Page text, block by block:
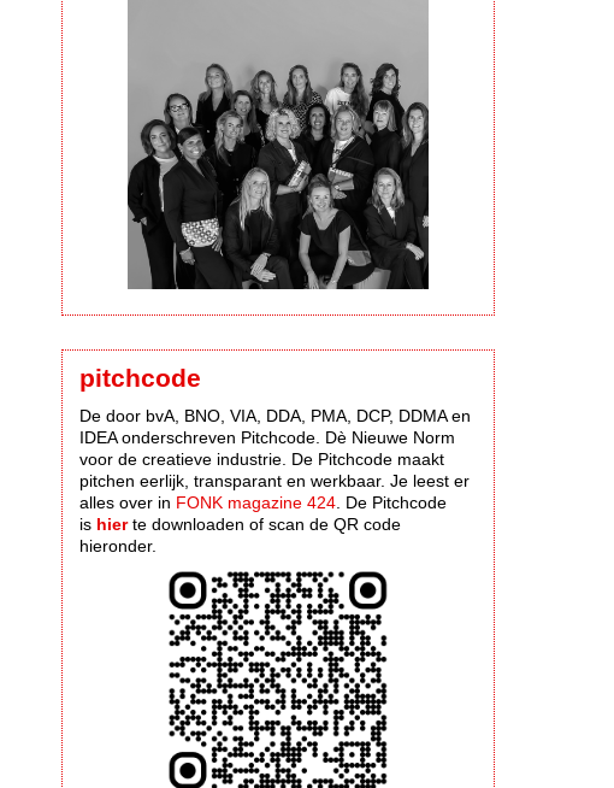
pitchcode
De door bvA, BNO, VIA, DDA, PMA, DCP, DDMA en
IDEA onderschreven Pitchcode. Dè Nieuwe Norm
voor de creatieve industrie. De Pitchcode maakt
pitchen eerlijk, transparant en werkbaar. Je leest er
alles over in FONK magazine 424 . De Pitchcode
is hierte downloaden of scan de QR code
hieronder.